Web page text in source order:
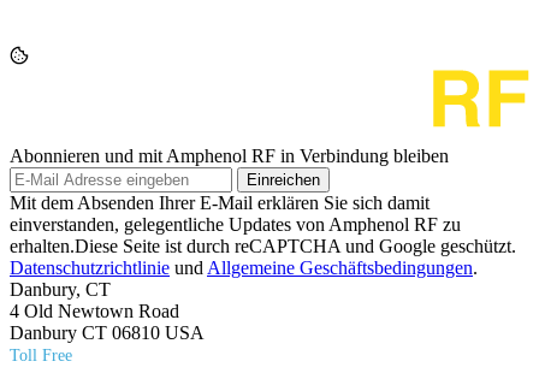
Abonnieren und mit Amphenol RF in Verbindung bleiben
Einreichen
Mit dem Absenden Ihrer E-Mail erklären Sie sich damit
einverstanden, gelegentliche Updates von Amphenol RF zu
erhalten.Diese Seite ist durch reCAPTCHA und Google geschützt.
Datenschutzrichtlinie und Allgemeine Geschäftsbedingungen.
Danbury, CT
4 Old Newtown Road
Danbury CT 06810 USA
Toll Free